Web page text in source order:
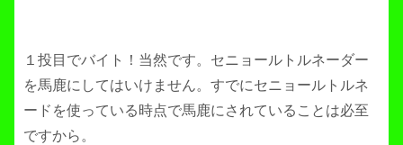
１投目でバイト！当然です。セニョールトルネーダー
を馬鹿にしてはいけません。すでにセニョールトルネ
ードを使っている時点で馬鹿にされていることは必至
ですから。